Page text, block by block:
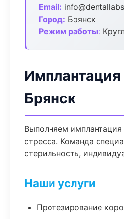
Email:
Город: Брянск
Режим работы:
Имплантация
Брянск
Выполняем имплантация
стресса. Команда
стерильность,
Наши услуги
Протезирование